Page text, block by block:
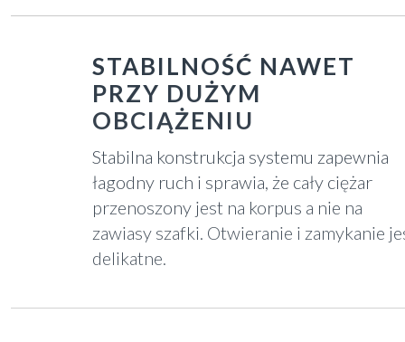
STABILNOŚĆ NAWET
PRZY DUŻYM
OBCIĄŻENIU
Stabilna konstrukcja systemu zapewnia
łagodny ruch i sprawia, że cały ciężar
przenoszony jest na korpus a nie na
zawiasy szafki. Otwieranie i zamykanie
delikatne.